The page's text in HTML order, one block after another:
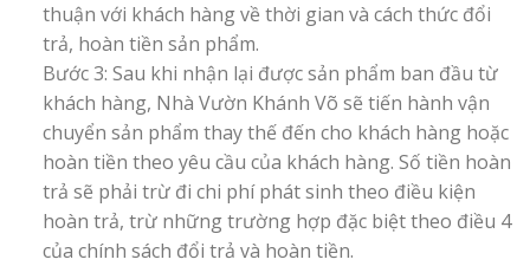
thuận với khách hàng về thời gian và cách thức đổi
trả, hoàn tiền sản phẩm.
Bước 3: Sau khi nhận lại được sản phẩm ban đầu từ
khách hàng, Nhà Vườn Khánh Võ sẽ tiến hành vận
chuyển sản phẩm thay thế đến cho khách hàng hoặc
hoàn tiền theo yêu cầu của khách hàng. Số tiền hoàn
trả sẽ phải trừ đi chi phí phát sinh theo điều kiện
hoàn trả, trừ những trường hợp đặc biệt theo điều 4
của chính sách đổi trả và hoàn tiền.